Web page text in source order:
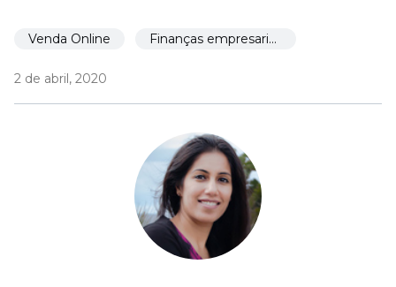
Venda Online Finanças empresariais
2 de abril, 2020